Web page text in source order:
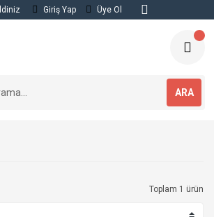
Giriş Yap Üye Ol
ARA
Toplam 1 ürün